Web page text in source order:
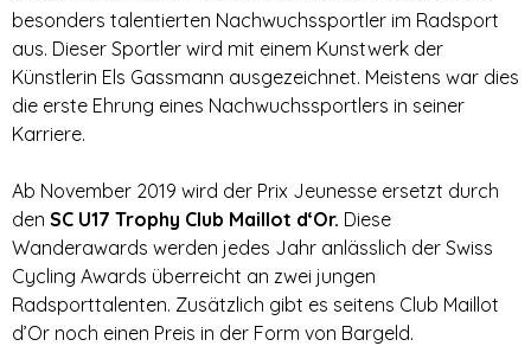
besonders talentierten Nachwuchssportler im Radsport
aus. Dieser Sportler wird mit einem Kunstwerk der
Künstlerin Els Gassmann ausgezeichnet. Meistens war dies
die erste Ehrung eines Nachwuchssportlers in seiner
Karriere.​
Ab November 2019 wird der Prix Jeunesse ersetzt durch
den SC U17 Trophy Club Maillot d‘Or. Diese
Wanderawards werden jedes Jahr anlässlich der Swiss
Cycling Awards überreicht an zwei jungen
Radsporttalenten. Zusätzlich gibt es seitens Club Maillot
d’Or noch einen Preis in der Form von Bargeld.